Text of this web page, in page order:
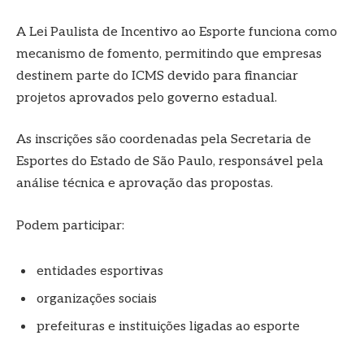
A Lei Paulista de Incentivo ao Esporte funciona como
mecanismo de fomento, permitindo que empresas
destinem parte do ICMS devido para financiar
projetos aprovados pelo governo estadual.
As inscrições são coordenadas pela Secretaria de
Esportes do Estado de São Paulo, responsável pela
análise técnica e aprovação das propostas.
Podem participar:
entidades esportivas
organizações sociais
prefeituras e instituições ligadas ao esporte